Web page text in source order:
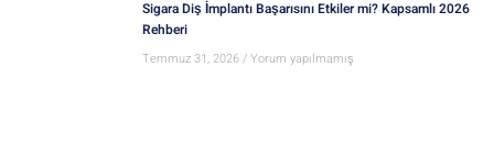
Sigara Diş İmplantı Başarısını Etkiler mi? Kapsamlı 2026
Rehberi
Temmuz 31, 2026 Yorum yapılmamış